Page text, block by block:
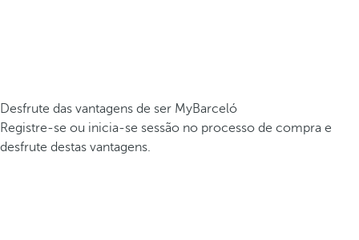
Desfrute das vantagens de ser MyBarceló
Registre-se ou inicia-se sessão no processo de compra e
desfrute destas vantagens.